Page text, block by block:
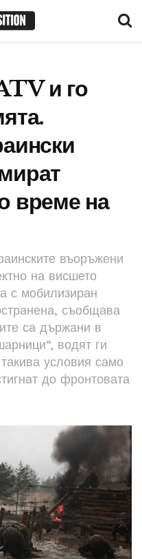
и го
време на
въоръжени
на висшето
с мобилизиран
съобщава
са държани в
водят ги
условия само
до фронтовата